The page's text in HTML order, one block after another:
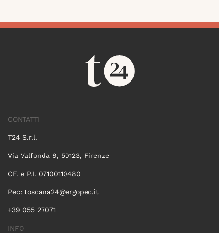
CONTATTI
T24 S.r.l.
Via Valfonda 9, 50123, Firenze
CF. e P.I. 07100110480
Pec: toscana24@ergopec.it
+39 055 27071
INFO